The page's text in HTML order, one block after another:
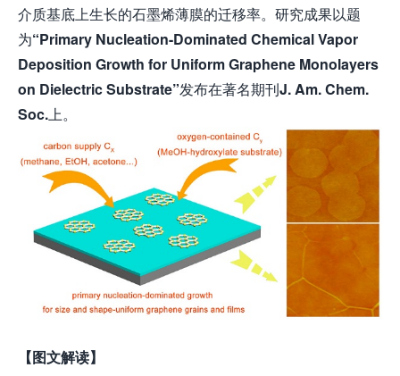
介质基底上生长的石墨烯薄膜的迁移率。研究成果以题
为“Primary Nucleation-Dominated Chemical Vapor
Deposition Growth for Uniform Graphene Monolayers
on Dielectric Substrate”发布在著名期刊J. Am. Chem.
Soc.上。
【图文解读】